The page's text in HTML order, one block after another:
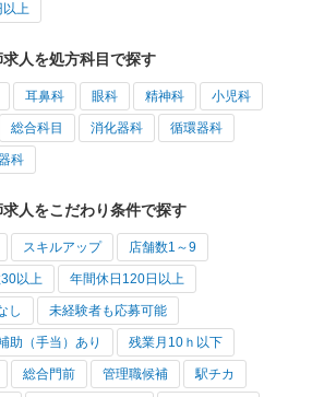
以上
人を処方科目で探す
耳鼻科 眼科 精神科 小児科
総合科目 消化器科 循環器科
科
人をこだわり条件で探す
スキルアップ 店舗数1～9
以上 年間休日120日以上
し 未経験者も応募可能
助（手当）あり 残業月10ｈ以下
総合門前 管理職候補 駅チカ